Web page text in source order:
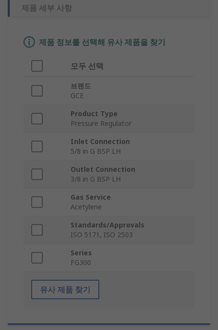
제품 세부 사항
제품 정보를 선택해 유사 제품을 찾기
모두 선택
브랜드
GCE
Product Type
Pressure Regulator
Inlet Connection
5/8 in G BSP LH
Outlet Connection
3/8 in G BSP LH
Gas Service
Acetylene
Standards/Approvals
ISO 5171, ISO 2503
Series
FG300
유사 제품 찾기